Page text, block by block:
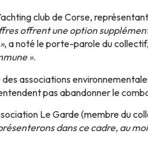
club de Corse,
offrent une option
, a noté le porte-parole du
».
associations
pas abandonner le
Le Garde (membre du
dans ce cadre, au